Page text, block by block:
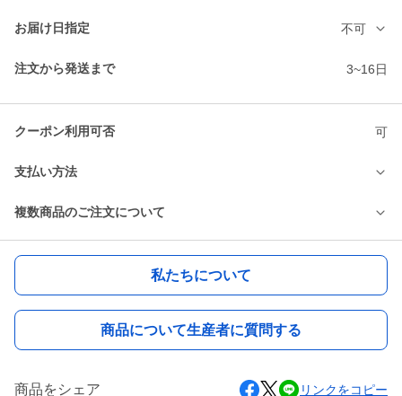
お届け日指定 不可
注文から発送まで 3~16日
クーポン利用可否 可
支払い方法
複数商品のご注文について
私たちについて
商品について生産者に質問する
商品をシェア リンクをコピー